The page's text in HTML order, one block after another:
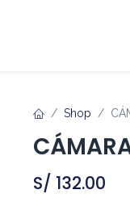
Shop
S/ 132.00